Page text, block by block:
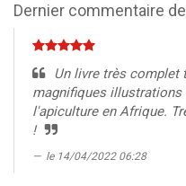
Dernier commentaire
Un livre très complet
magnifiques illustrations
l'apiculture en Afrique.
!
le 14/04/2022 06:28